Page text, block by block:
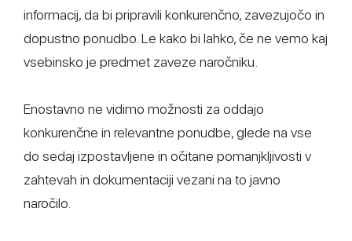
informacij, da bi pripravili konkurenčno, zavezujočo in
dopustno ponudbo. Le kako bi lahko, če ne vemo kaj
vsebinsko je predmet zaveze naročniku.
Enostavno ne vidimo možnosti za oddajo
konkurenčne in relevantne ponudbe, glede na vse
do sedaj izpostavljene in očitane pomanjkljivosti v
zahtevah in dokumentaciji vezani na to javno
naročilo.